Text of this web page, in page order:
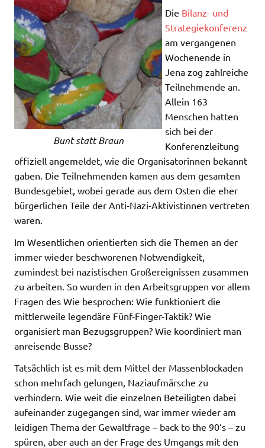
Bunt statt Braun
Die Bilanz- und
Strategiekonferenz
am vergangenen
Wochenende in
Jena zog zahlreiche
Teilnehmende an.
Allein 163
Menschen hatten
sich bei der
Konferenzleitung
offiziell angemeldet, wie die Organisatorinnen bekannt
gaben. Die Teilnehmenden kamen aus dem gesamten
Bundesgebiet, wobei gerade aus dem Osten die eher
bürgerlichen Teile der Anti-Nazi-Aktivistinnen vertreten
waren.
Im Wesentlichen orientierten sich die Themen an der
immer wieder beschworenen Notwendigkeit,
zumindest bei nazistischen Großereignissen zusammen
zu arbeiten. So wurden in den Arbeitsgruppen vor allem
Fragen des Wie besprochen: Wie funktioniert die
mittlerweile legendäre Fünf-Finger-Taktik? Wie
organisiert man Bezugsgruppen? Wie koordiniert man
anreisende Busse?
Tatsächlich ist es mit dem Mittel der Massenblockaden
schon mehrfach gelungen, Naziaufmärsche zu
verhindern. Wie weit die einzelnen Beteiligten dabei
aufeinander zugegangen sind, war immer wieder am
leidigen Thema der Gewaltfrage – back to the 90‘s – zu
spüren, aber auch an der Frage des Umgangs mit den